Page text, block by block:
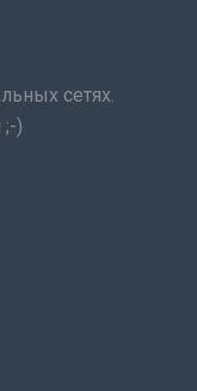
сетях.
)